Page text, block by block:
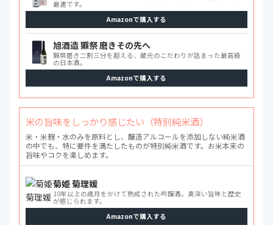
最適です。
Amazonで購入する
旭酒造 獺祭 磨きその先へ
獺祭磨き二割三分を超える、蔵元のこだわりが詰まった最高級
の日本酒。
Amazonで購入する
米の旨味をしっかり感じたい（特別純米酒）
米・米麹・水のみを原料とし、醸造アルコールを添加しない純米酒
の中でも、特に要件を満たしたものが特別純米酒です。お米本来の
旨味やコクを楽しめます。
菊姫 菊理媛
10年以上の歳月をかけて熟成された吟醸酒。奥深い旨味と歴史
が感じられます。
Amazonで購入する